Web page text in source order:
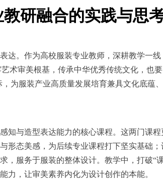
研融合的实践与思
达。作为高校服装专业教师，深耕教学一
术审美根基，传承中华优秀传统文化，也
为服装产业高质量发展培育兼具文化底蕴
知与造型表达能力的核心课程。这两门课
形态美感，为后续专业课程打下坚实基础
服务于服装的整体设计。教学中，打破
力，让审美素养内化为设计创作的本能。